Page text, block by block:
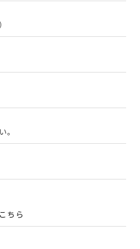
。
ちら